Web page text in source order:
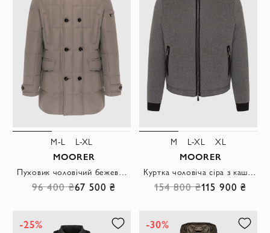
M-L L-XL
MOORER
Пуховик чоловічий бежевий з поліестеру
96 400 ₴67 500 ₴
M L-XL XL
MOORER
Куртка чоловіча сіра з кашеміру
154 800 ₴115 900 ₴
-25% -30%